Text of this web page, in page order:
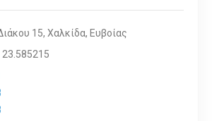
15, Χαλκίδα, Ευβοίας